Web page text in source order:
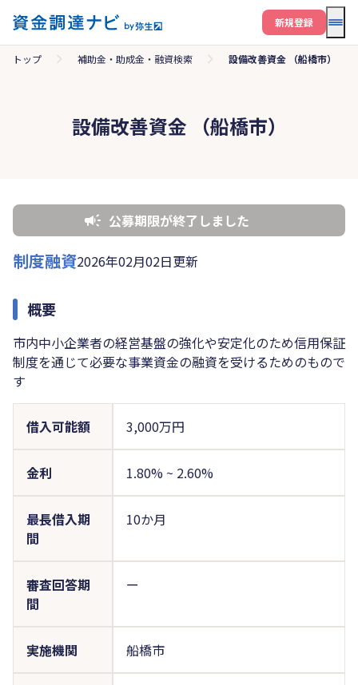
メ
新規登録
トップ 補助金・助成金・融資検索 設備改善資金 （船橋市）
設備改善資金 （船橋市）
公募期限が終了しました
制度融資2026年02月02日更新
概要
市内中小企業者の経営基盤の強化や安定化のため信用保証
制度を通じて必要な事業資金の融資を受けるためのもので
す
借入可能額 3,000万円
金利 1.80% ~ 2.60%
最長借入期
間
10か月
審査回答期
間
ー
実施機関 船橋市